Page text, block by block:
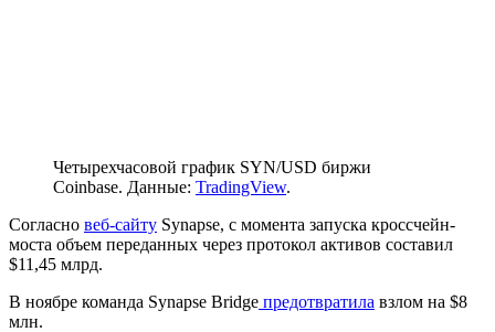
Четырехчасовой график SYN/USD биржи
Coinbase. Данные: TradingView.
Согласно веб-сайту Synapse, с момента запуска кроссчейн-
моста объем переданных через протокол активов составил
$11,45 млрд.
В ноябре команда Synapse Bridge предотвратила взлом на $8
млн.